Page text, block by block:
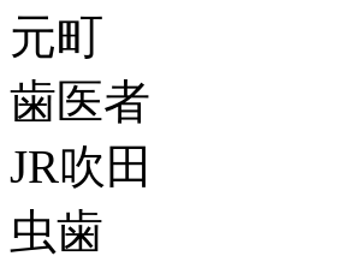
元町
歯医者
JR吹田
虫歯